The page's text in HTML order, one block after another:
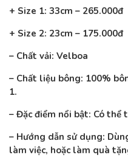
+ Size 1: 33cm – 265.000đ
+ Size 2: 23cm – 175.000đ
– Chất vải: Velboa
– Chất liệu bông: 100%
1.
– Đặc điểm nổi bật: Có thể
– Hướng dẫn sử dụng:
làm việc, hoặc làm quà